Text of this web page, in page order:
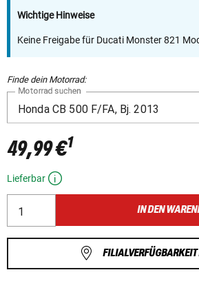
Wichtige Hinweise
Keine Freigabe für Ducati Monster 821
Finde dein Motorrad:
Motorrad suchen
49,99 €1
Lieferbar
IN DEN
FILIALVERFÜGBARKEIT